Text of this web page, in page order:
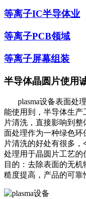
等离子IC半导体业
等离子PCB领域
等离子屏幕组装
半导体晶圆片使用
plasma设备表面处
能使用到，半导体生
片清洗，直接影响到
面处理作为一种绿色环
片清洗的好处有很多
处理用于晶圆片工艺的
目的：去除表面的无
糙度提高，产品的可靠